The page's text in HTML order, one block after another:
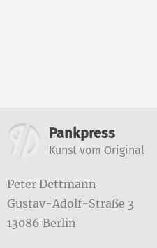
Weitere
Pankpress
Kunst vom Original
Peter Dettmann
Gustav-Adolf-Straße 3
13086 Berlin